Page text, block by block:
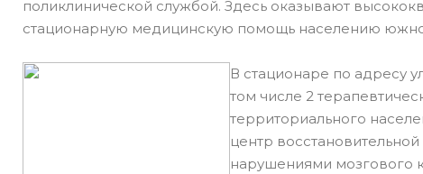
поликлинической службой. Здесь оказывают
стационарную медицинскую помощь населению
В стационаре по адресу
том числе 2
территориального
центр
нарушениями мозгового